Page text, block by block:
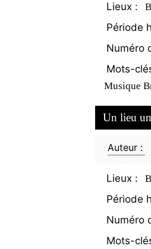
Lieux :
Période
Numéro
Mots-
Musique
Un lieu
Auteur :
Lieux :
Période
Numéro
Mots-